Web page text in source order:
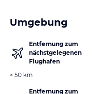
Umgebung
Entfernung zum
nächstgelegenen
Flughafen
< 50 km
Entfernung zum